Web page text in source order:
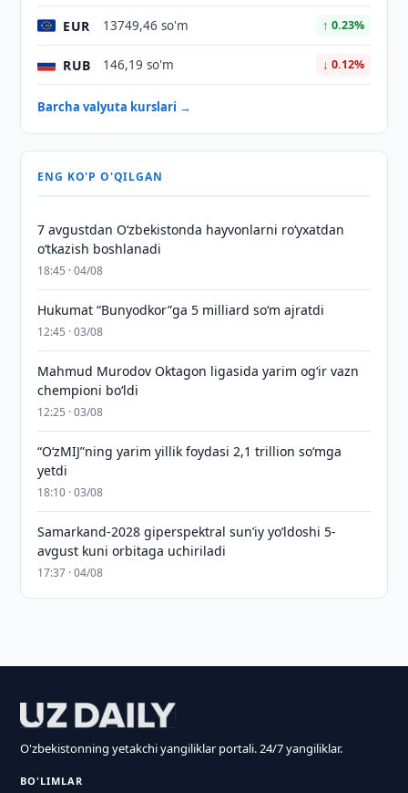
EUR 13749,46 so'm ↑ 0.23%
RUB 146,19 so'm ↓ 0.12%
Barcha valyuta kurslari →
ENG KO'P O'QILGAN
7 avgustdan O‘zbekistonda hayvonlarni ro‘yxatdan
o‘tkazish boshlanadi
18:45 · 04/08
Hukumat “Bunyodkor”ga 5 milliard so‘m ajratdi
12:45 · 03/08
Mahmud Murodov Oktagon ligasida yarim og‘ir vazn
chempioni bo‘ldi
12:25 · 03/08
“O‘zMIJ”ning yarim yillik foydasi 2,1 trillion so‘mga
yetdi
18:10 · 03/08
Samarkand-2028 giperspektral sun’iy yo‘ldoshi 5-
avgust kuni orbitaga uchiriladi
17:37 · 04/08
O'zbekistonning yetakchi yangiliklar portali. 24/7 yangiliklar.
BO'LIMLAR